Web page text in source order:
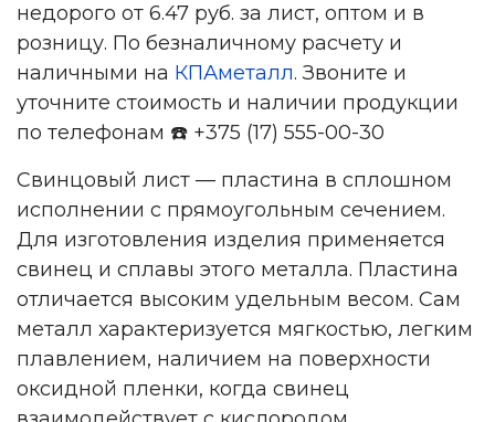
недорого от 6.47 руб. за лист, оптом и в
розницу. По безналичному расчету и
наличными на КПАметалл. Звоните и
уточните стоимость и наличии продукции
по телефонам ☎️ +375 (17) 555-00-30
Свинцовый лист — пластина в сплошном
исполнении с прямоугольным сечением.
Для изготовления изделия применяется
свинец и сплавы этого металла. Пластина
отличается высоким удельным весом. Сам
металл характеризуется мягкостью, легким
плавлением, наличием на поверхности
оксидной пленки, когда свинец